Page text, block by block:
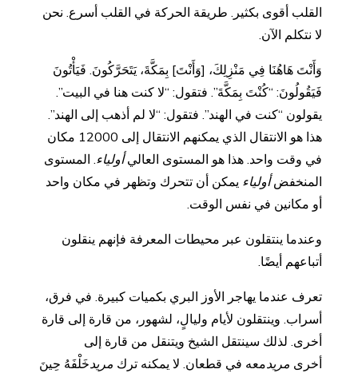
القلب أقوى بكثير. طريقة الحركة في القلب أسرع. نحن
لا نتكلم الآن.
وَأَنْتَ هَاهُنَا فِي مَنْزِلِكَ، [وَأَنْتَ] بِمَكَّةَ، يَتَحَرَّكُونَ. فَيَأْتُونَ
فَيَقُولُونَ: “كُنْتَ بِمَكَّةَ”. فتقول: “لا كنت هنا في البيت”.
يقولون “كنت في الهند”. فتقول: “لا لم أذهب إلى الهند”.
هذا هو الانتقال الذي يمكنهم الانتقال إلى 12000 مكان
في وقت واحد. هذا هو المستوى العاليأولياء. المستوى
المنخفضأولياء يمكن أن تتحرك وتظهر في مكان واحد
أو مكانين في نفس الوقت.
وعندما ينتقلون عبر محيطات المعرفة فإنهم ينقلون
أتباعهم أيضًا.
تعرف عندما يهاجر الأوز البري بكميات كبيرة. في فرق،
أسراب. وينتقلون لأيام وليالٍ، لشهور، من قارة إلى قارة
أخرى. لذلك سينتقل الشيخ ويتنقل من قارة إلى
أخرى مريدمعه في قطعان. لا يمكنه ترك مريدخَلْفَهُ حِينَ